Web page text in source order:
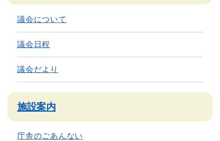
議会について
議会日程
議会だより
施設案内
庁舎のごあんない